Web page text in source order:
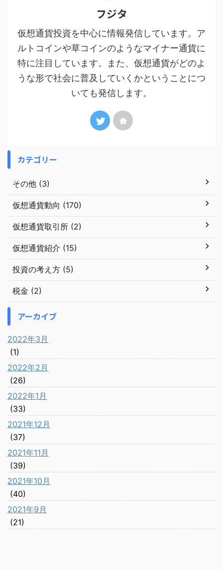
フジタ
仮想通貨投資を中心に情報発信しています。ア
ルトコインや草コインのようなマイナー通貨に
特に注目しています。また、仮想通貨がどのよ
うな形で社会に普及していくかということにつ
いても発信します。
カテゴリー
その他 (3)
仮想通貨動向 (170)
仮想通貨取引所 (2)
仮想通貨紹介 (15)
投資の考え方 (5)
税金 (2)
アーカイブ
2022年3月
(1)
2022年2月
(26)
2022年1月
(33)
2021年12月
(37)
2021年11月
(39)
2021年10月
(40)
2021年9月
(21)